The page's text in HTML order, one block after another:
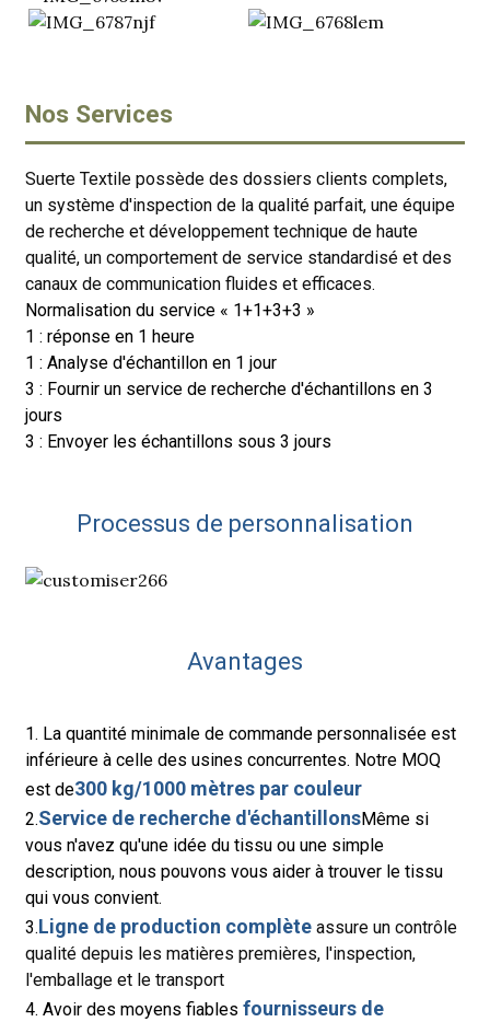
Nos Services
Suerte Textile possède des dossiers clients complets,
un système d'inspection de la qualité parfait, une équipe
de recherche et développement technique de haute
qualité, un comportement de service standardisé et des
canaux de communication fluides et efficaces.
Normalisation du service « 1+1+3+3 »
1 : réponse en 1 heure
1 : Analyse d'échantillon en 1 jour
3 : Fournir un service de recherche d'échantillons en 3
jours
3 : Envoyer les échantillons sous 3 jours
Processus de personnalisation
Avantages
1. La quantité minimale de commande personnalisée est
inférieure à celle des usines concurrentes. Notre MOQ
est de300 kg/1000 mètres par couleur
2.Service de recherche d'échantillonsMême si
vous n'avez qu'une idée du tissu ou une simple
description, nous pouvons vous aider à trouver le tissu
qui vous convient.
3.Ligne de production complète assure un contrôle
qualité depuis les matières premières, l'inspection,
l'emballage et le transport
4. Avoir des moyens fiables fournisseurs de